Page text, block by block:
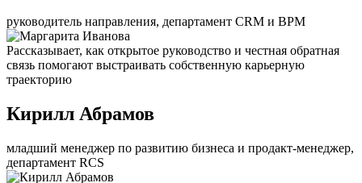
руководитель направления, департамент CRM и BPM
Рассказывает, как открытое руководство и честная обратная
связь помогают выстраивать собственную карьерную
траекторию
Кирилл Абрамов
младший менеджер по развитию бизнеса и продакт-менеджер,
департамент RCS